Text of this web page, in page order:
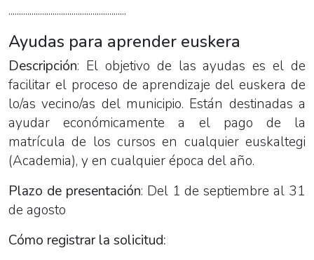
........................................................
Ayudas para aprender euskera
Descripción: El objetivo de las ayudas es el de
facilitar el proceso de aprendizaje del euskera de
lo/as vecino/as del municipio. Están destinadas a
ayudar económicamente a el pago de la
matrícula de los cursos en cualquier euskaltegi
(Academia), y en cualquier época del año.
Plazo de presentación: Del 1 de septiembre al 31
de agosto
Cómo registrar la solicitud: